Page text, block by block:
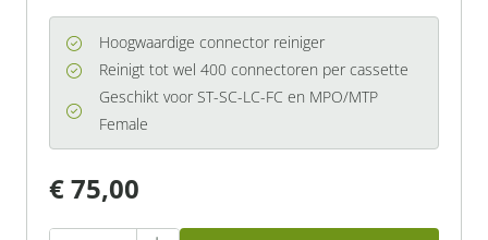
Hoogwaardige connector reiniger
Reinigt tot wel 400 connectoren per cassette
Geschikt voor ST-SC-LC-FC en MPO/MTP
Female
€ 75,00